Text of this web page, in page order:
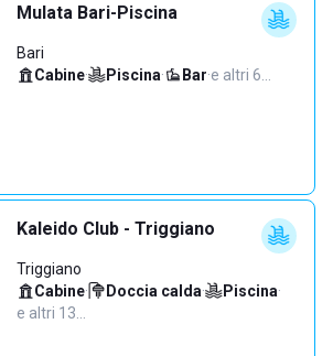
Mulata Bari-Piscina
Bari
Cabine· Piscina· Bar·e altri 6…
Kaleido Club - Triggiano
Triggiano
Cabine· Doccia calda· Piscina·
e altri 13…